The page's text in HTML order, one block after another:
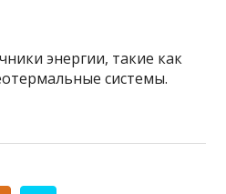
энергии, такие как
системы.